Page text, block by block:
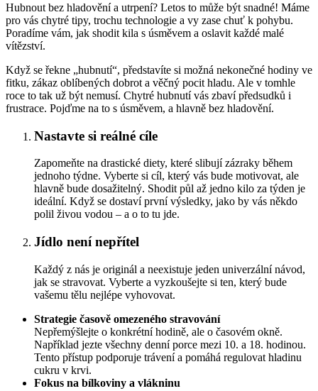
Hubnout bez hladovění a utrpení? Letos to může být snadné! Máme
pro vás chytré tipy, trochu technologie a vy zase chuť k pohybu.
Poradíme vám, jak shodit kila s úsměvem a oslavit každé malé
vítězství.
Když se řekne „hubnutí“, představíte si možná nekonečné hodiny ve
fitku, zákaz oblíbených dobrot a věčný pocit hladu. Ale v tomhle
roce to tak už být nemusí. Chytré hubnutí vás zbaví předsudků i
frustrace. Pojďme na to s úsměvem, a hlavně bez hladovění.
Nastavte si reálné cíle
Zapomeňte na drastické diety, které slibují zázraky během
jednoho týdne. Vyberte si cíl, který vás bude motivovat, ale
hlavně bude dosažitelný. Shodit půl až jedno kilo za týden je
ideální. Když se dostaví první výsledky, jako by vás někdo
polil živou vodou – a o to tu jde.
Jídlo není nepřítel
Každý z nás je originál a neexistuje jeden univerzální návod,
jak se stravovat. Vyberte a vyzkoušejte si ten, který bude
vašemu tělu nejlépe vyhovovat.
Strategie časově omezeného stravování
Nepřemýšlejte o konkrétní hodině, ale o časovém okně.
Například jezte všechny denní porce mezi 10. a 18. hodinou.
Tento přístup podporuje trávení a pomáhá regulovat hladinu
cukru v krvi.
Fokus na bílkoviny a vlákninu